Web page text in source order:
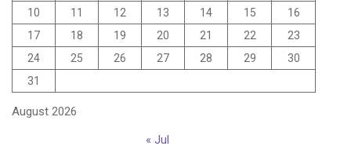
August 2026
10
11 12 13 14 15
16
17
18 19 20 21 22
23
24
25 26 27 28 29
30
31
« Jul